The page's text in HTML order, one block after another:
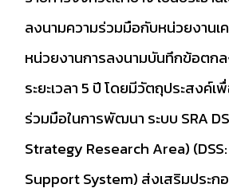
ลงนามความร่วมมือกับหน่วยงานเ
หน่วยงานการลงนามบันทึกข้อตก
ระยะเวลา 5 ปี โดยมีวัตถุประสงค์
ร่วมมือในการพัฒนา ระบบ SRA
Strategy Research Area)
Support System) ส่งเสริมประก